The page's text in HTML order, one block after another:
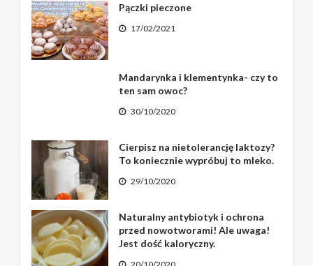
Pączki pieczone
17/02/2021
Mandarynka i klementynka- czy to
ten sam owoc?
30/10/2020
Cierpisz na nietolerancję laktozy?
To koniecznie wypróbuj to mleko.
29/10/2020
Naturalny antybiotyk i ochrona
przed nowotworami! Ale uwaga!
Jest dość kaloryczny.